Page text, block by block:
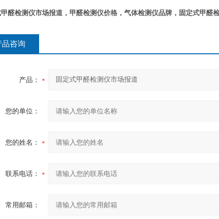
醛检测仪市场报道 ，甲醛检测仪价格，气体检测仪品牌， 固定式甲醛
品咨询
产品：
您的单位：
您的姓名：
联系电话：
常用邮箱：